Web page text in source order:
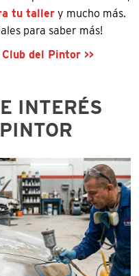
tu taller y mucho más.
para saber más!
del Pintor >>
INTERÉS